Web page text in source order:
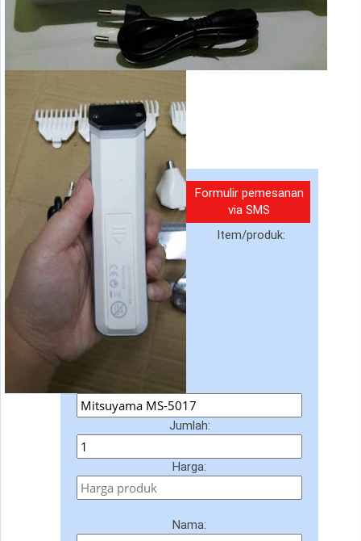
Formulir pemesanan
via SMS
Item/produk:
Jumlah:
Harga:
Nama: